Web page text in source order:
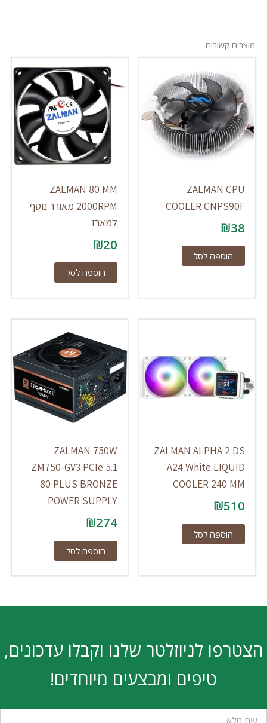
מוצרים קשורים
ZALMAN CPU
COOLER CNPS90F
₪38
הוספה לסל
ZALMAN 80 MM
2000RPM מאורר נוסף
למארז
₪20
הוספה לסל
ZALMAN ALPHA 2 DS
A24 White LIQUID
COOLER 240 MM
₪510
הוספה לסל
ZALMAN 750W
ZM750-GV3 PCIe 5.1
80 PLUS BRONZE
POWER SUPPLY
₪274
הוספה לסל
הצטרפו לניוזלטר שלנו וקבלו עדכונים,
טיפים ומבצעים מיוחדים!